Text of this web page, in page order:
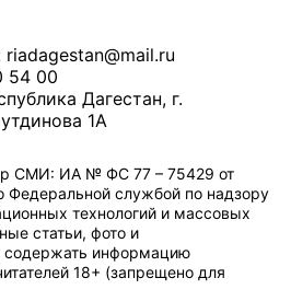
riadagestan@mail.ru
54 00
Дагестан, г.
1А
СМИ: ИА № ФС 77 – 75429 от
Федеральной службой по надзору
технологий и массовых
статьи, фото и
содержать информацию
18+ (запрещено для